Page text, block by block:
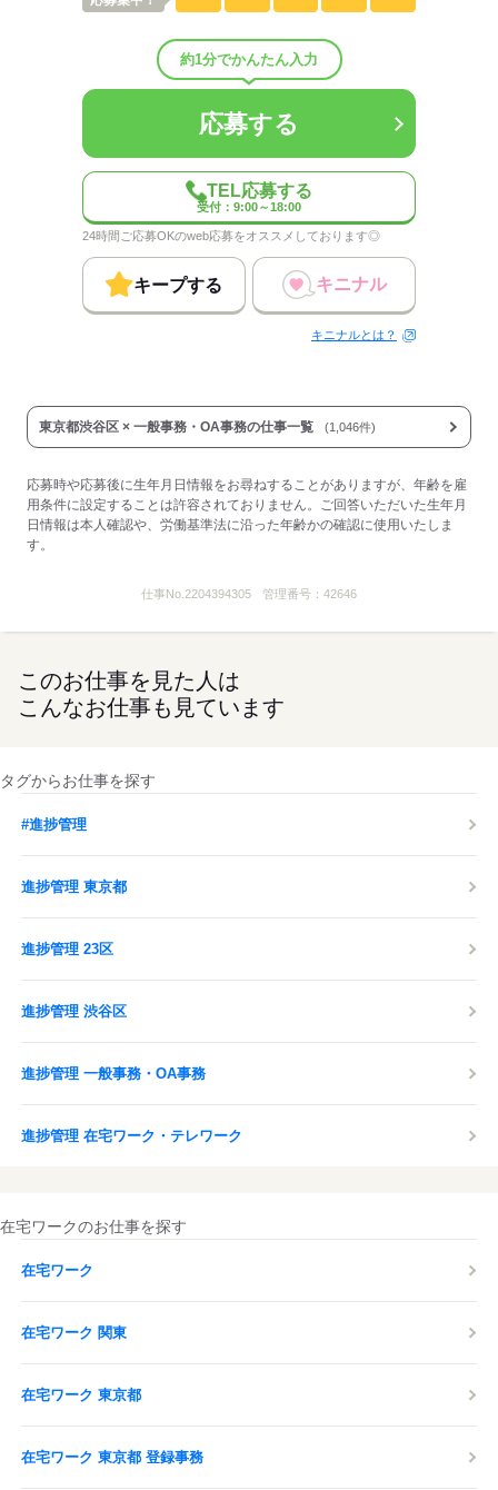
カスタマーサクセス部門
（男1：女9）
応募する
約1分でかんたん入力
応募する
TEL応募する
受付：9:00～18:00
24時間ご応募OKのweb応募をオススメしております◎
キープする キニナル
キニナルとは？
東京都渋谷区 × 一般事務・OA事務の仕事一覧 (1,046件)
応募時や応募後に生年月日情報をお尋ねすることがありますが、年齢を雇
用条件に設定することは許容されておりません。ご回答いただいた生年月
日情報は本人確認や、労働基準法に沿った年齢かの確認に使用いたしま
す。
仕事No. 2204394305 管理番号： 42646
このお仕事を見た人は
こんなお仕事も見ています
タグからお仕事を探す
#進捗管理
進捗管理 東京都
進捗管理 23区
進捗管理 渋谷区
進捗管理 一般事務・OA事務
進捗管理 在宅ワーク・テレワーク
在宅ワークのお仕事を探す
在宅ワーク
在宅ワーク 関東
在宅ワーク 東京都
在宅ワーク 東京都 登録事務